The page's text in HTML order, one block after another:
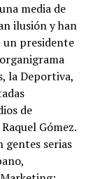
media de
ilusión y han
un presidente
la Deportiva,
de
Gómez.
gentes serias